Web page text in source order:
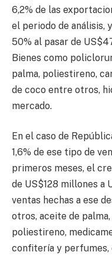
6,2% de las
el periodo de análisis,
50% al pasar de
Bienes como
palma, poliestireno,
de coco entre otros,
mercado.
En el caso de
1,6% de ese tipo de
primeros meses, el
de US$128 millones a
ventas hechas a ese
otros, aceite de
poliestireno,
confitería y